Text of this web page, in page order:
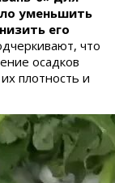
уменьшить
его
что
осадков
плотность и